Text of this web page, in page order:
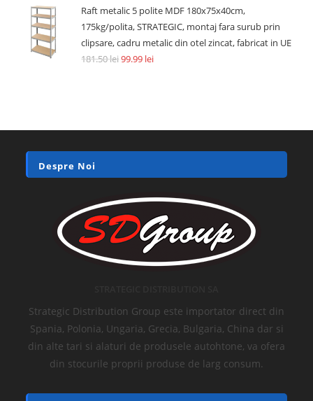
Raft metalic 5 polite MDF 180x75x40cm,
175kg/polita, STRATEGIC, montaj fara surub prin
clipsare, cadru metalic din otel zincat, fabricat in UE
181.50lei99.99 lei
Despre Noi
Strategic Distribution Group este importator direct din
Spania, Polonia, Ungaria, Grecia, Bulgaria, China dar si
din alte tari si alaturi de produsele autohtone, va ofera
din stocurile proprii produse de larg consum.